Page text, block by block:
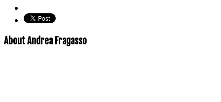
About Andrea Fragasso